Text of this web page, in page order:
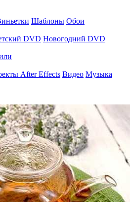
Шаблоны Обои
DVD Новогодний DVD
After Effects Видео Музыка